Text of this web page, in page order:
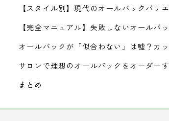
【スタイル別】現代のオールバックバリ
【完全マニュアル】失敗しないオールバ
オールバックが「似合わない」は嘘？カ
サロンで理想のオールバックをオーダー
まとめ